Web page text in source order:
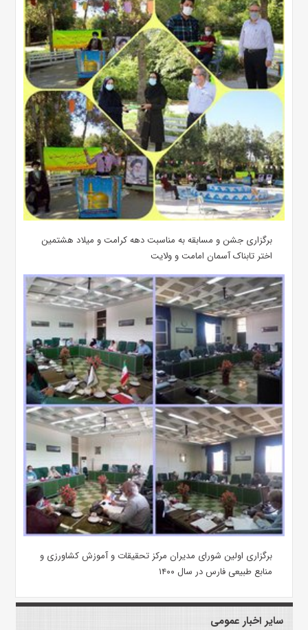
برگزاری جشن و مسابقه به مناسبت دهه کرامت و میلاد هشتمین
اختر تابناک آسمان امامت و ولایت
برگزاری اولین شورای مدیران مرکز تحقیقات و آموزش کشاورزی و
منابع طبیعی فارس در سال ۱۴۰۰
سایر اخبار عمومی